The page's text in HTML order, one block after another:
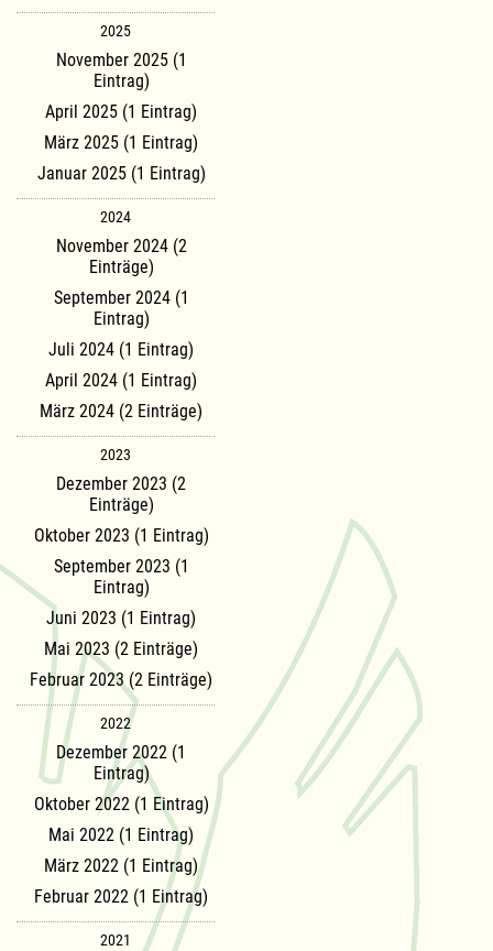
2025
November 2025 (1
Eintrag)
April 2025 (1 Eintrag)
März 2025 (1 Eintrag)
Januar 2025 (1 Eintrag)
2024
November 2024 (2
Einträge)
September 2024 (1
Eintrag)
Juli 2024 (1 Eintrag)
April 2024 (1 Eintrag)
März 2024 (2 Einträge)
2023
Dezember 2023 (2
Einträge)
Oktober 2023 (1 Eintrag)
September 2023 (1
Eintrag)
Juni 2023 (1 Eintrag)
Mai 2023 (2 Einträge)
Februar 2023 (2 Einträge)
2022
Dezember 2022 (1
Eintrag)
Oktober 2022 (1 Eintrag)
Mai 2022 (1 Eintrag)
März 2022 (1 Eintrag)
Februar 2022 (1 Eintrag)
2021